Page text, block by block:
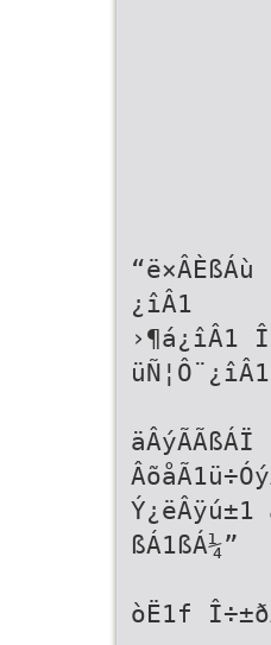
¿îÂ1
›¶á¿îÂ1
üÑ¦Ô¨¿îÂ1
äÂýÃÃßÁÏ
Ý¿ëÂÿú±1
ßÁ1ßÁ¼”
òË1f